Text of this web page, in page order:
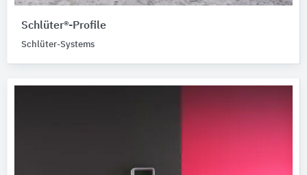
Schlüter®-Profile
Schlüter-Systems